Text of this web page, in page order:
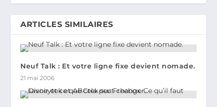
ARTICLES SIMILAIRES
Neuf Talk : Et votre ligne fixe devient nomade.
21 mai 2006